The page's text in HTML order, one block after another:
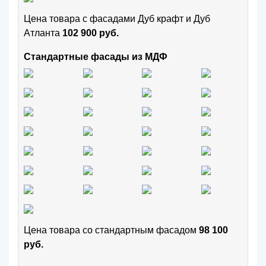
Цена товара с фасадами Дуб крафт и Дуб
Атланта 102 900 руб.
Стандартные фасады из МДФ
Цена товара cо стандартным фасадом 98 100
руб.